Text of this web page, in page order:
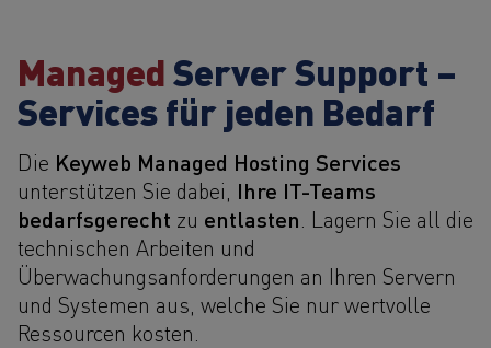
ManagedServer Support –
Services für jeden Bedarf
Die Keyweb Managed Hosting Services
unterstützen Sie dabei, Ihre IT-Teams
bedarfsgerecht zu entlasten . Lagern Sie all die
technischen Arbeiten und
Überwachungsanforderungen an Ihren Servern
und Systemen aus, welche Sie nur wertvolle
Ressourcen kosten.